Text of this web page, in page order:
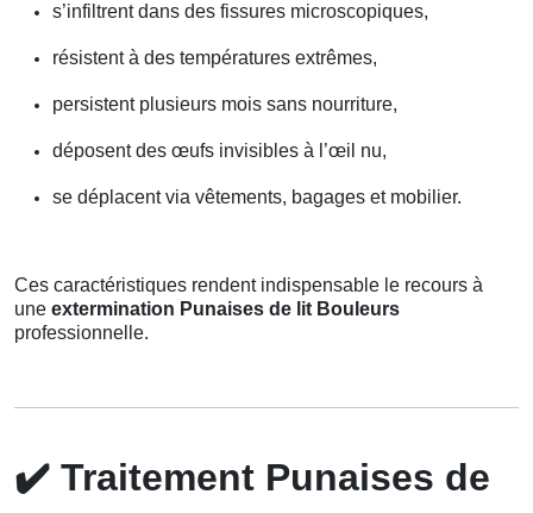
s’infiltrent dans des fissures microscopiques,
résistent à des températures extrêmes,
persistent plusieurs mois sans nourriture,
déposent des œufs invisibles à l’œil nu,
se déplacent via vêtements, bagages et mobilier.
Ces caractéristiques rendent indispensable le recours à
une extermination Punaises de lit Bouleurs
professionnelle.
✔️ Traitement Punaises de